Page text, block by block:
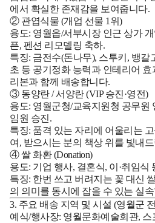
에서 확실한 존재감을 보여줍니다.
② 관엽식물 (개업 선물 1위)
용도: 영월읍/서부시장 인근 상가
픈, 펜션 리모델링 축하.
특징: 금전수(돈나무), 스투키, 뱅갈
초 등 공기정화 능력과 인테리어
리본과 함께 배송합니다.
③ 동양란 / 서양란 (VIP 승진·영전)
용도: 영월군청/교육지원청 공무원
임원 승진.
특징: 품격 있는 자리에 어울리는
여, 받으시는 분의 책상 위를 빛내
④ 쌀 화환 (Donation)
용도: 기업 행사, 결혼식, 이·취임식
특징: 한번 쓰고 버려지는 꽃 대신
의 의미를 동시에 잡을 수 있는 실
3. 주요 배송 지역 및 시설 (영월군
예식/행사장: 영월문화예술회관,